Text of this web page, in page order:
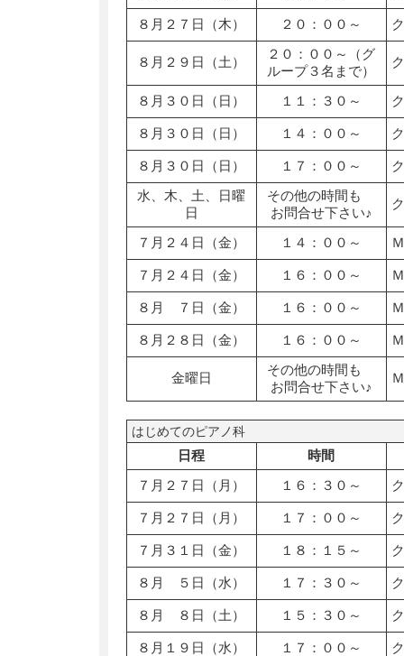
８月２７日（木） ２０：００～
８月２９日（土）
２０：００～（グ
ループ３名まで）
８月３０日（日） １１：３０～
８月３０日（日） １４：００～
８月３０日（日） １７：００～
水、木、土、日曜
日
その他の時間も
お問合せ下さい♪
７月２４日（金） １４：００～
７月２４日（金） １６：００～
８月 ７日（金） １６：００～
８月２８日（金） １６：００～
金曜日
その他の時間も
お問合せ下さい♪
はじめてのピアノ科
日程
時間
７月２７日（月）
１６：３０～
７月２７日（月） １７：００～
７月３１日（金） １８：１５～
８月 ５日（水） １７：３０～
８月 ８日（土） １５：３０～
８月１９日（水） １７：００～